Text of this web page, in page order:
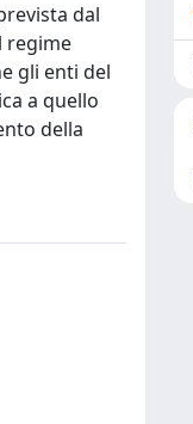
dal
regime
gli enti del
a quello
della